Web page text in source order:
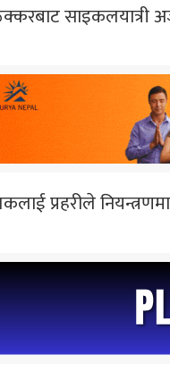
साइकलयात्री
प्रहरीले